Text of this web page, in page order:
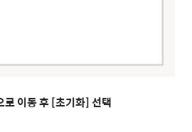
이동 후 [초기화] 선택